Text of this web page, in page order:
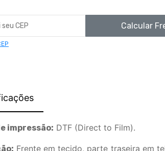
Calcular
impressão: DTF (Direct to Film).
Frente em tecido, parte traseira em